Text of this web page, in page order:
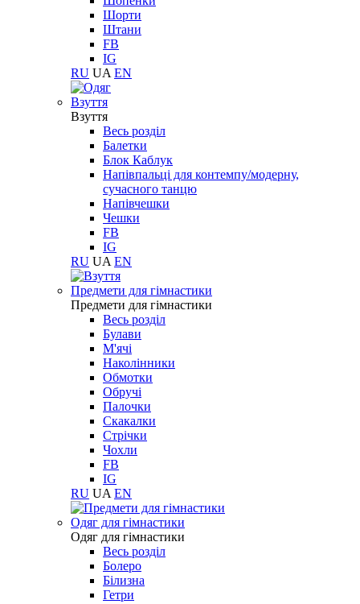
Шорти
Штани
FB
IG
RU UA EN
Взуття
Взуття
Весь розділ
Балетки
Блок Каблук
Напівпальці для контемпу/модерну,
сучасного танцю
Напівчешки
Чешки
FB
IG
RU UA EN
Предмети для гімнастики
Предмети для гімнастики
Весь розділ
Булави
М'ячі
Наколінники
Обмотки
Обручі
Палочки
Скакалки
Стрічки
Чохли
FB
IG
RU UA EN
Одяг для гімнастики
Одяг для гімнастики
Весь розділ
Болеро
Білизна
Гетри